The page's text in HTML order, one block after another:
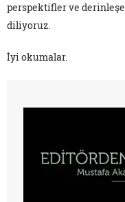
perspektifler ve
diliyoruz.
İyi okumalar.